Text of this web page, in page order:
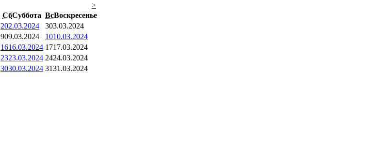
>
СбСуббота ВсВоскресенье
202.03.2024 303.03.2024
909.03.2024 1010.03.2024
1616.03.2024 1717.03.2024
2323.03.2024 2424.03.2024
3030.03.2024 3131.03.2024